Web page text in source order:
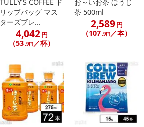
リップバッグ マス
ターズブレ...
4,042円
（53 .9円 ／杯）
茶 500ml
2,589円
（107 .9円 ／本）